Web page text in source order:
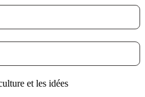
et les idées